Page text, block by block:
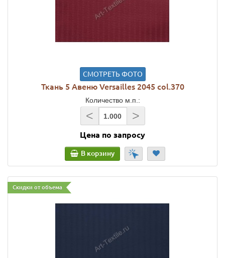
СМОТРЕТЬ ФОТО
Ткань 5 Авеню Versailles 2045 col.370
Количество м.п.:
< >
Цена по запросу
В корзину
Скидки от объема